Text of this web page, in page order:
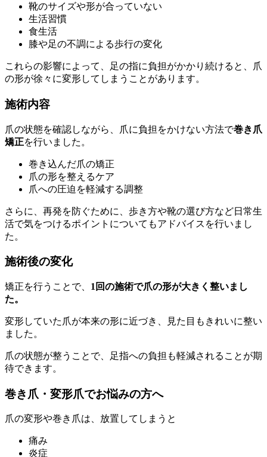
靴のサイズや形が合っていない
生活習慣
食生活
膝や足の不調による歩行の変化
これらの影響によって、足の指に負担がかかり続けると、爪
の形が徐々に変形してしまうことがあります。
施術内容
爪の状態を確認しながら、爪に負担をかけない方法で巻き爪
矯正を行いました。
巻き込んだ爪の矯正
爪の形を整えるケア
爪への圧迫を軽減する調整
さらに、再発を防ぐために、歩き方や靴の選び方など日常生
活で気をつけるポイントについてもアドバイスを行いまし
た。
施術後の変化
矯正を行うことで、 1回の施術で爪の形が大きく整いまし
た。
変形していた爪が本来の形に近づき、見た目もきれいに整い
ました。
爪の状態が整うことで、足指への負担も軽減されることが期
待できます。
巻き爪・変形爪でお悩みの方へ
爪の変形や巻き爪は、放置してしまうと
痛み
炎症